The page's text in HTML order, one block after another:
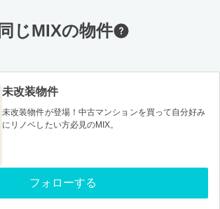
同じMIXの物件
未改装物件
未改装物件が登場！中古マンションを買って自分好み
にリノベしたい方必見のMIX。
フォローする